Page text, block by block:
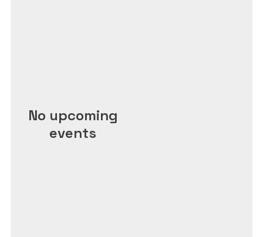
No upcoming
events